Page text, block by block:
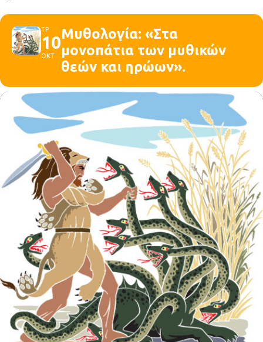
ΤΡ
10
ΟΚΤ
Μυθολογία: «Στα
μονοπάτια των μυθικών
θεών και ηρώων».